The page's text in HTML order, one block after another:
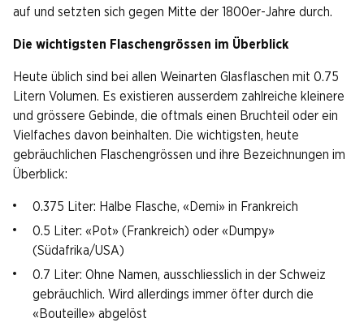
auf und setzten sich gegen Mitte der 1800er-Jahre durch.
Die wichtigsten Flaschengrössen im Überblick
Heute üblich sind bei allen Weinarten Glasflaschen mit 0.75
Litern Volumen. Es existieren ausserdem zahlreiche kleinere
und grössere Gebinde, die oftmals einen Bruchteil oder ein
Vielfaches davon beinhalten. Die wichtigsten, heute
gebräuchlichen Flaschengrössen und ihre Bezeichnungen im
Überblick:
0.375 Liter: Halbe Flasche, «Demi» in Frankreich
0.5 Liter: «Pot» (Frankreich) oder «Dumpy»
(Südafrika/USA)
0.7 Liter: Ohne Namen, ausschliesslich in der Schweiz
gebräuchlich. Wird allerdings immer öfter durch die
«Bouteille» abgelöst